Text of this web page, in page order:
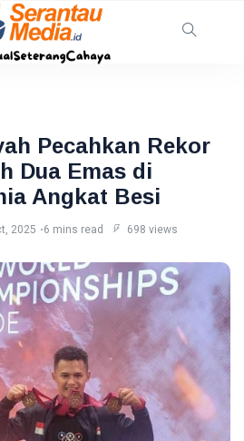
Pecahkan Rekor
Dua Emas di
Angkat Besi
2025 6 mins read 698 views